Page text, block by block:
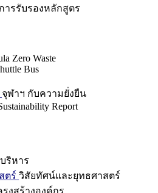
การรับรองหลักสูตร
Zero Waste
Bus
จุฬาฯ กับความยั่งยืน
Report
ริหาร
ตร์ วิสัยทัศน์และยุทธศาสตร์